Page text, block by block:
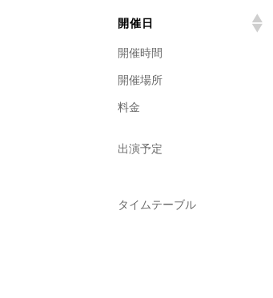
開催日
開催時間
開催場所
料金
出演予定
タイムテーブル